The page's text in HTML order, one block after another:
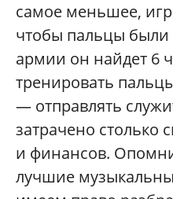
самое меньшее,
чтобы пальцы были
армии он найдет 6
тренировать
— отправлять
затрачено столько
и финансов.
лучшие